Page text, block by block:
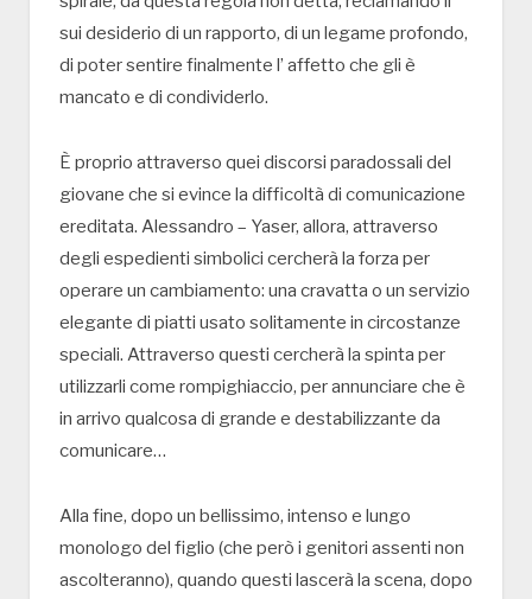
sui desiderio di un rapporto, di un legame profondo,
di poter sentire finalmente l’ affetto che gli è
mancato e di condividerlo.
È proprio attraverso quei discorsi paradossali del
giovane che si evince la difficoltà di comunicazione
ereditata. Alessandro – Yaser, allora, attraverso
degli espedienti simbolici cercherà la forza per
operare un cambiamento: una cravatta o un servizio
elegante di piatti usato solitamente in circostanze
speciali. Attraverso questi cercherà la spinta per
utilizzarli come rompighiaccio, per annunciare che è
in arrivo qualcosa di grande e destabilizzante da
comunicare…
Alla fine, dopo un bellissimo, intenso e lungo
monologo del figlio (che però i genitori assenti non
ascolteranno), quando questi lascerà la scena, dopo